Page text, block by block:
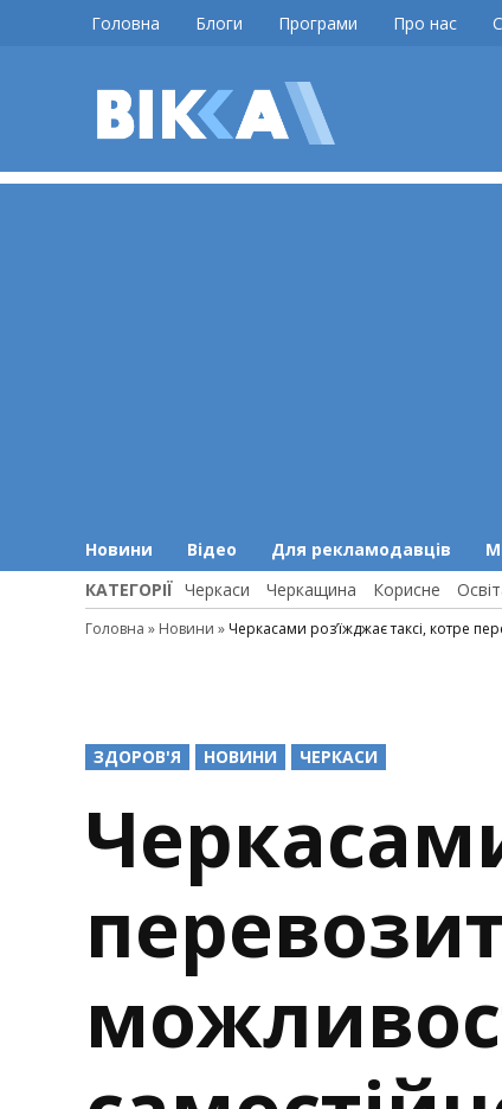
Головна Блоги Програми Про нас
Новини Відео Для рекламодавців
КАТЕГОРІЇ Черкаси Черкащина Корисне
Головна » Новини » Черкасами роз’їжджає таксі, котре
POSTED
IN
ЗДОРОВ'Я НОВИНИ ЧЕРКАСИ